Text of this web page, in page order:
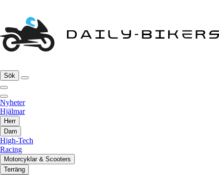
Sök
Nyheter
Hjälmar
Herr
Dam
High-Tech
Racing
Motorcyklar & Scooters
Terräng